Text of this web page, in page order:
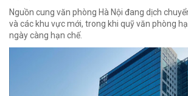
Nguồn cung văn phòng Hà Nội đang dịch
và các khu vực mới, trong khi quỹ văn phòng
ngày càng hạn chế.